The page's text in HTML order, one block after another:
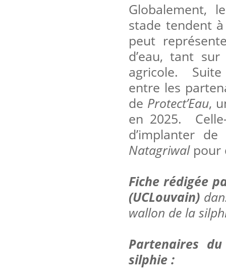
Globalement,
stade tendent
peut
d’eau, tant
agricole. Suite
entre les
de Protect’Eau,
en 2025.
d’implanter
Natagriwal pour
Fiche rédigée
(UCLouvain)
wallon de la
Partenaires
silphie :